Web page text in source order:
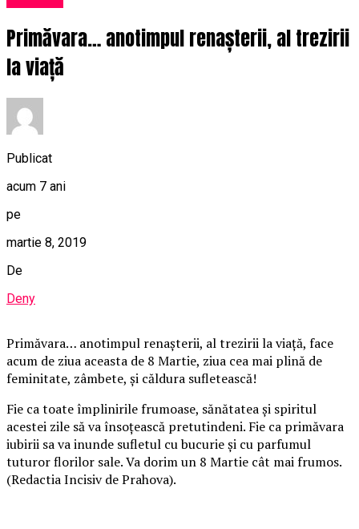
Primăvara… anotimpul renașterii, al trezirii
la viață
Publicat
acum 7 ani
pe
martie 8, 2019
De
Deny
Primăvara… anotimpul renașterii, al trezirii la viață, face
acum de ziua aceasta de 8 Martie, ziua cea mai plină de
feminitate, zâmbete, și căldura sufletească!
Fie ca toate împlinirile frumoase, sănătatea și spiritul
acestei zile să va însoțească pretutindeni. Fie ca primăvara
iubirii sa va inunde sufletul cu bucurie și cu parfumul
tuturor florilor sale. Va dorim un 8 Martie cât mai frumos.
(Redactia Incisiv de Prahova).